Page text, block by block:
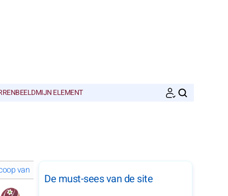
MIJN ELEMENT
van januari 2025 voor je sterrenbeeld
De must-sees van de site